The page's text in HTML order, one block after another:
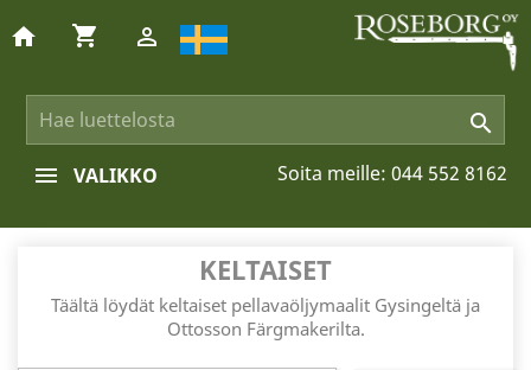

home shopping_cart 
Soita meille: 044 552 8162
VALIKKO
KELTAISET
Täältä löydät keltaiset pellavaöljymaalit Gysingeltä ja
Ottosson Färgmakerilta.